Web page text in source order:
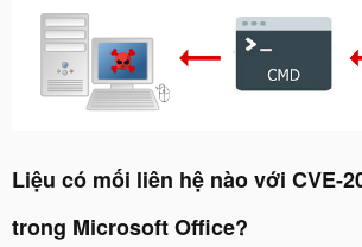
Liệu có mối liên hệ nào với CVE-
trong Microsoft Office?